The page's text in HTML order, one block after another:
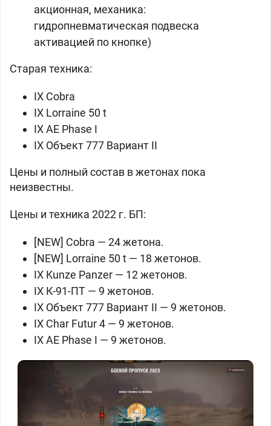
акционная, механика:
гидропневматическая подвеска
активацией по кнопке)
Старая техника:
IX Cobra
IX Lorraine 50 t
IXAE Phase I
IX Объект 777 Вариант II
Цены и полный состав в жетонах пока
неизвестны.
Цены и техника 2022 г. БП:
[NEW] Cobra — 24 жетона.
[NEW] Lorraine 50 t — 18 жетонов.
IX Kunze Panzer — 12 жетонов.
IX К-91-ПТ — 9 жетонов.
IX Объект 777 Вариант II — 9 жетонов.
IX Char Futur 4 — 9 жетонов.
IXAE Phase I — 9 жетонов.